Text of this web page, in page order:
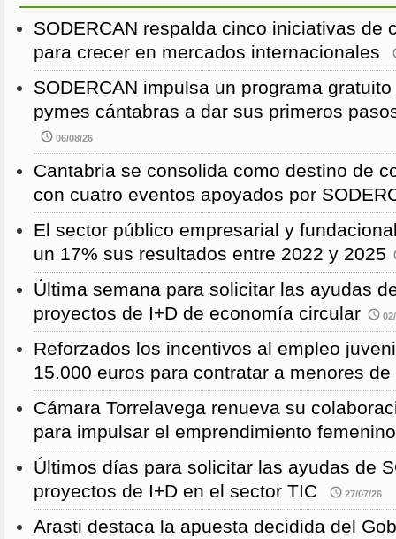
SODERCAN respalda cinco iniciativas de
para crecer en mercados internacionales
SODERCAN impulsa un programa
pymes cántabras a dar sus primeros
06/08/26
Cantabria se consolida como destino de
con cuatro eventos apoyados por
El sector público empresarial y
un 17% sus resultados entre 2022 y 2025
Última semana para solicitar las ayudas
proyectos de I+D de economía circular
Reforzados los incentivos al empleo
15.000 euros para contratar a menores
Cámara Torrelavega renueva su
para impulsar el emprendimiento femenino
Últimos días para solicitar las ayudas de
proyectos de I+D en el sector TIC
27/07/26
Arasti destaca la apuesta decidida del